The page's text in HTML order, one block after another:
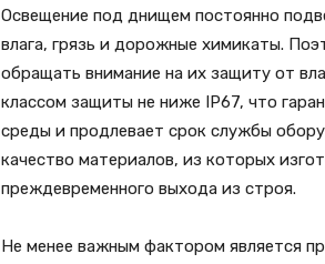
Освещение под днищем постоянно
влага, грязь и дорожные химикаты.
обращать внимание на их защиту от
классом защиты не ниже IP67, что
среды и продлевает срок службы
качество материалов, из которых
преждевременного выхода из строя.
Не менее важным фактором является